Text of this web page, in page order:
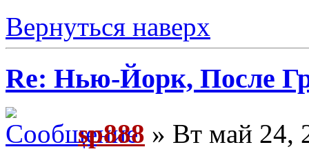
Вернуться наверх
Re: Нью-Йорк, После
sp888 » Вт май 24,